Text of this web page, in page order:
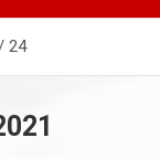
24